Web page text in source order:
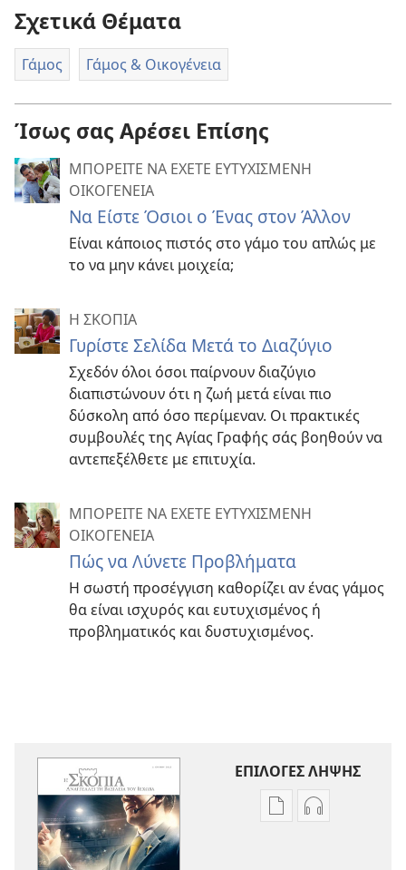
Σχετικά Θέματα
Γάμος Γάμος & Οικογένεια
Ίσως σας Αρέσει Επίσης
ΜΠΟΡΕΙΤΕ ΝΑ ΕΧΕΤΕ ΕΥΤΥΧΙΣΜΕΝΗ
ΟΙΚΟΓΕΝΕΙΑ
Να Είστε Όσιοι ο Ένας στον Άλλον
Είναι κάποιος πιστός στο γάμο του απλώς με
το να μην κάνει μοιχεία;
Η ΣΚΟΠΙΑ
Γυρίστε Σελίδα Μετά το Διαζύγιο
Σχεδόν όλοι όσοι παίρνουν διαζύγιο
διαπιστώνουν ότι η ζωή μετά είναι πιο
δύσκολη από όσο περίμεναν. Οι πρακτικές
συμβουλές της Αγίας Γραφής σάς βοηθούν να
αντεπεξέλθετε με επιτυχία.
ΜΠΟΡΕΙΤΕ ΝΑ ΕΧΕΤΕ ΕΥΤΥΧΙΣΜΕΝΗ
ΟΙΚΟΓΕΝΕΙΑ
Πώς να Λύνετε Προβλήματα
Η σωστή προσέγγιση καθορίζει αν ένας γάμος
θα είναι ισχυρός και ευτυχισμένος ή
προβληματικός και δυστυχισμένος.
ΕΠΙΛΟΓΕΣ ΛΗΨΗΣ
ΕπιλογέςΕπιλογές